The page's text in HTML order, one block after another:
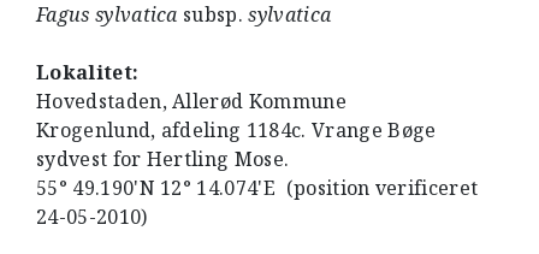
Fagus sylvatica subsp.sylvatica
Lokalitet:
Hovedstaden, Allerød Kommune
Krogenlund, afdeling 1184c. Vrange Bøge
sydvest for Hertling Mose.
55° 49.190'N 12° 14.074'E (position verificeret
24-05-2010)